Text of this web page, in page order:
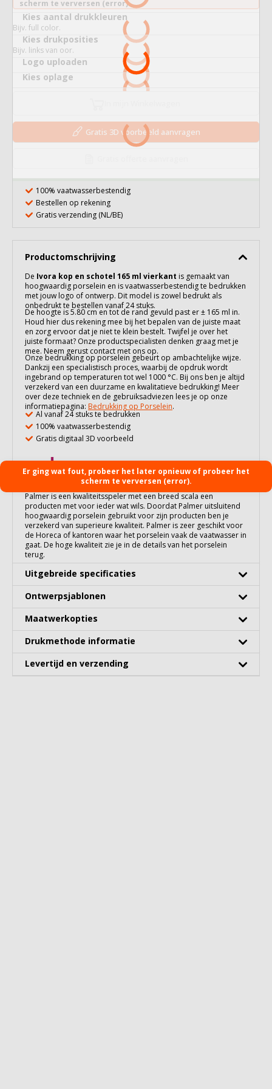
scherm te verversen (error).
Kies aantal drukkleuren
Bijv. full color.
Kies drukposities
Bijv. links van oor.
Logo uploaden
Kies oplage
Gratis 3D voorbeeld aanvragen
100% vaatwasserbestendig
Bestellen op rekening
Gratis verzending (NL/BE)
Productomschrijving
De Ivora kop en schotel 165 ml vierkant is gemaakt van
hoogwaardig porselein en is vaatwasserbestendig te bedrukken
met jouw logo of ontwerp. Dit model is zowel bedrukt als
onbedrukt te bestellen vanaf 24 stuks.
De hoogte is 5.80 cm en tot de rand gevuld past er ± 165 ml in.
Houd hier dus rekening mee bij het bepalen van de juiste maat
en zorg ervoor dat je niet te klein bestelt. Twijfel je over het
juiste formaat? Onze productspecialisten denken graag met je
mee. Neem gerust contact met ons op.
Onze bedrukking op porselein gebeurt op ambachtelijke wijze.
Dankzij een specialistisch proces, waarbij de opdruk wordt
ingebrand op temperaturen tot wel 1000 °C. Bij ons ben je altijd
verzekerd van een duurzame en kwalitatieve bedrukking! Meer
over deze techniek en de gebruiksadviezen lees je op onze
informatiepagina: Bedrukking op Porselein.
Al vanaf 24 stuks te bedrukken
100% vaatwasserbestendig
Gratis digitaal 3D voorbeeld
Palmer is een kwaliteitsspeler met een breed scala een
producten met voor ieder wat wils. Doordat Palmer uitsluitend
hoogwaardig porselein gebruikt voor zijn producten ben je
verzekerd van superieure kwaliteit. Palmer is zeer geschikt voor
de Horeca of kantoren waar het porselein vaak de vaatwasser in
gaat. De hoge kwaliteit zie je in de details van het porselein
terug.
Uitgebreide specificaties
Ontwerpsjablonen
Maatwerkopties
Drukmethode informatie
Levertijd en verzending
Er ging wat fout, probeer het later opnieuw of probeer het
scherm te verversen (error).